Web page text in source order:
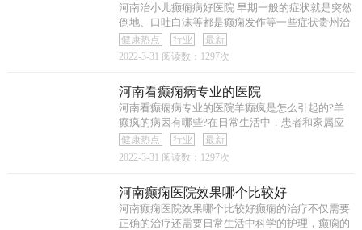
河南治小儿癫痫病好医院 早期一般的症状就是突然
倒地、口吐白沫等都是癫痫发作等一些症状贵州治
健康热点 行业
最新
2022-3-31 阅读数：1297次
河南看癫痫病专业的医院
河南看癫痫病专业的医院羊癫疯是怎么引起的?羊
癫疯的病因有哪些?在日常生活中，患者和家属应
多了解
健康热点 行业
最新
2022-3-31 阅读数：1297次
河南癫痫医院效果哪个比较好
河南癫痫医院效果哪个比较好癫痫的治疗不仅需要
正确的治疗还需要日常生活中科学的护理，癫痫的